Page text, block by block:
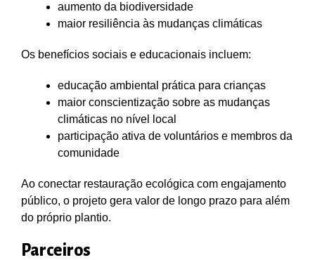
aumento da biodiversidade
maior resiliência às mudanças climáticas
Os benefícios sociais e educacionais incluem:
educação ambiental prática para crianças
maior conscientização sobre as mudanças
climáticas no nível local
participação ativa de voluntários e membros da
comunidade
Ao conectar restauração ecológica com engajamento
público, o projeto gera valor de longo prazo para além
do próprio plantio.
Parceiros